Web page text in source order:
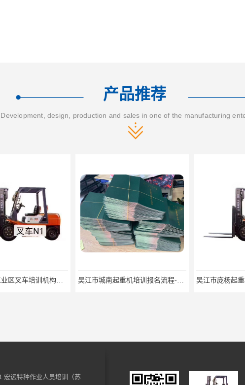
产品推荐
Development, design, production and sales in one of the manufacturing
2022昆山市工业区叉车培训机构学会为止 吴江市城南起重机培训报名流程-随报随考
宏远特种作业人员培训（苏